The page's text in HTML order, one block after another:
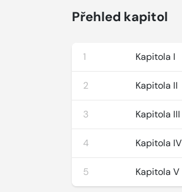
Přehled kapitol
1 Kapitola I
2 Kapitola II
3 Kapitola III
4 Kapitola IV
5 Kapitola V